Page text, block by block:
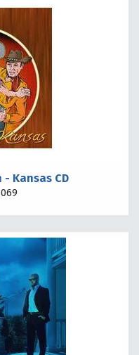
- Kansas CD